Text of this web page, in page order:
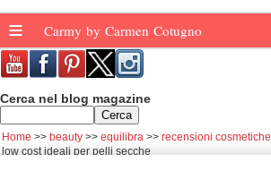
≡ Carmy by Carmen Cotugno
Cerca nel blog magazine
Home beauty equilibra recensioni cosmetiche
low cost ideali per pelli secche